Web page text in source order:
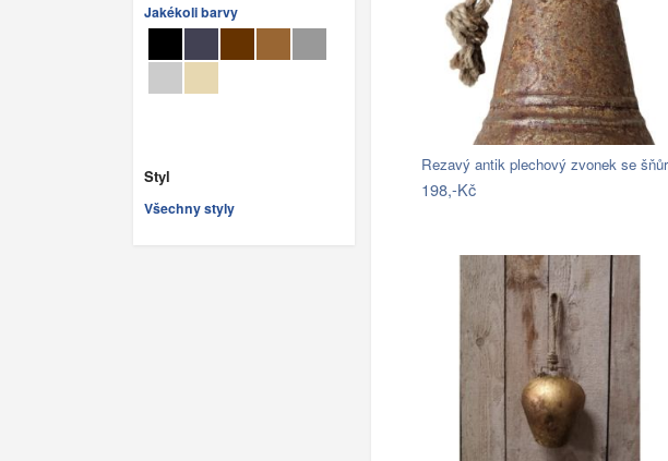
Jakékoli barvy
Styl
Všechny styly
198,-Kč